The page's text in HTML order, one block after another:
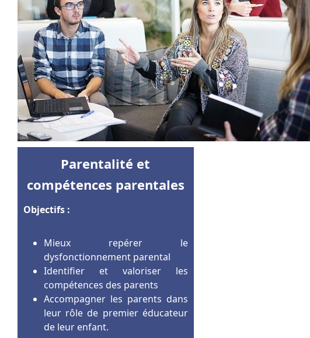
Parentalité et
compétences parentales
Objectifs :
Mieux repérer le
dysfonctionnement parental
Identifier et valoriser les
compétences des parents
Accompagner les parents dans
leur rôle de premier éducateur
de leur enfant.